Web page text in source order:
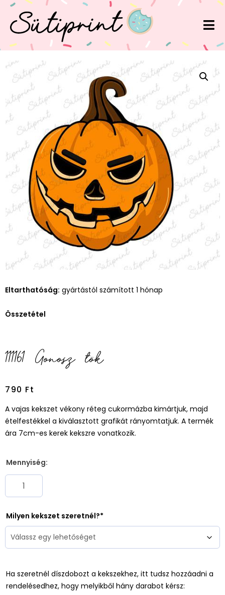
Eltarthatóság: gyártástól számított 1 hónap
Összetétel
111161 Gonosz tök
790 Ft
A vajas kekszet vékony réteg cukormázba kimártjuk, majd
ételfestékkel a kiválasztott grafikát rányomtatjuk. A termék
ára 7cm-es kerek kekszre vonatkozik.
Mennyiség:
Milyen kekszet szeretnél?
Ha szeretnél díszdobozt a kekszekhez, itt tudsz hozzáadni a
rendelésedhez, hogy melyikből hány darabot kérsz: